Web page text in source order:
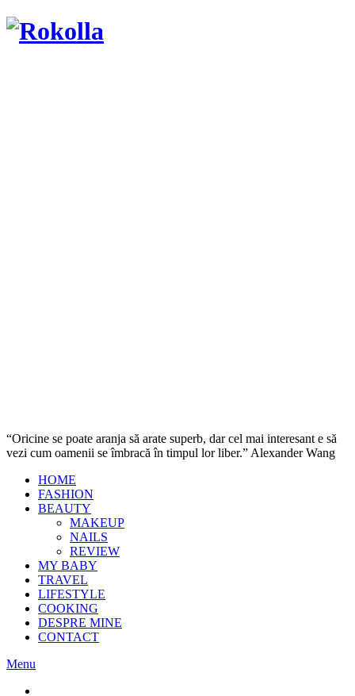
“Oricine se poate aranja să arate superb, dar cel mai interesant e să
vezi cum oamenii se îmbracă în timpul lor liber.” Alexander Wang
HOME
FASHION
BEAUTY
MAKEUP
NAILS
REVIEW
MY BABY
TRAVEL
LIFESTYLE
COOKING
DESPRE MINE
CONTACT
Menu